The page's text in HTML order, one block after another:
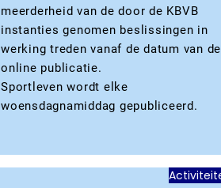
meerderheid van de door de KBVB
instanties genomen beslissingen in
werking treden vanaf de datum van de
online publicatie.
Sportleven wordt elke
woensdagnamiddag gepubliceerd.